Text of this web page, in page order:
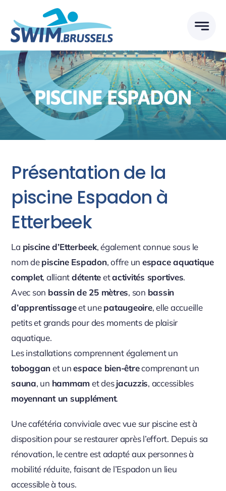
content
PISCINE ESPADON
Présentation de la
piscine Espadon à
Etterbeek
La piscine d’Etterbeek, également connue sous le
nom depiscine Espadon, offre un espace aquatique
complet, alliantdétenteetactivités sportives.
Avec son bassin de 25 mètres, son bassin
d’apprentissageet unepataugeoire, elle accueille
petits et grands pour des moments de plaisir
aquatique.
Les installations comprennent également un
tobogganet unespace bien-êtrecomprenant un
sauna, un hammamet desjacuzzis, accessibles
moyennant un supplément.
Une cafétéria conviviale avec vue sur piscine est à
disposition pour se restaurer après l’effort. Depuis sa
rénovation, le centre est adapté aux personnes à
mobilité réduite, faisant de l’Espadon un lieu
accessible à tous.